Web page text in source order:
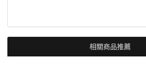
相關商品推薦